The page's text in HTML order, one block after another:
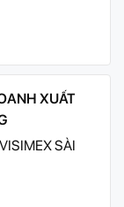
XUẤT
SÀI